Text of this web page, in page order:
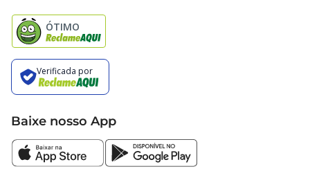
Baixe nosso App